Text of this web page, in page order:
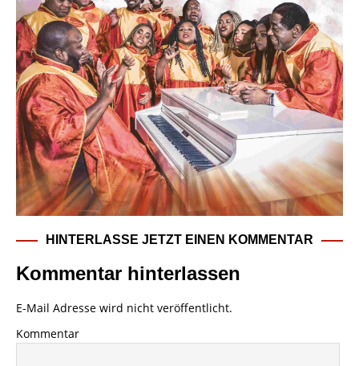
HINTERLASSE JETZT EINEN KOMMENTAR
Kommentar hinterlassen
E-Mail Adresse wird nicht veröffentlicht.
Kommentar